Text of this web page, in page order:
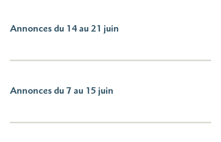
Annonces du 14 au 21 juin
Annonces du 7 au 15 juin